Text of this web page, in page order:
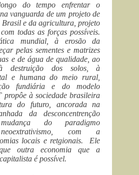
do tempo enfrentar o
vanguarda de um projeto de
e da agricultura, projeto
todas as forças possíveis.
mundial, à erosão da
pelas sementes e matrizes
e de água de qualidade, ao
destruição dos solos, à
e humana do meio rural,
fundiária e do modelo
propôe à sociedade brasileira
do futuro, ancorada na
da desconcentrenção
do paradigmo
neoextrativismo, com a
locais e retgionais. Ele
outra economia que a
é possível.